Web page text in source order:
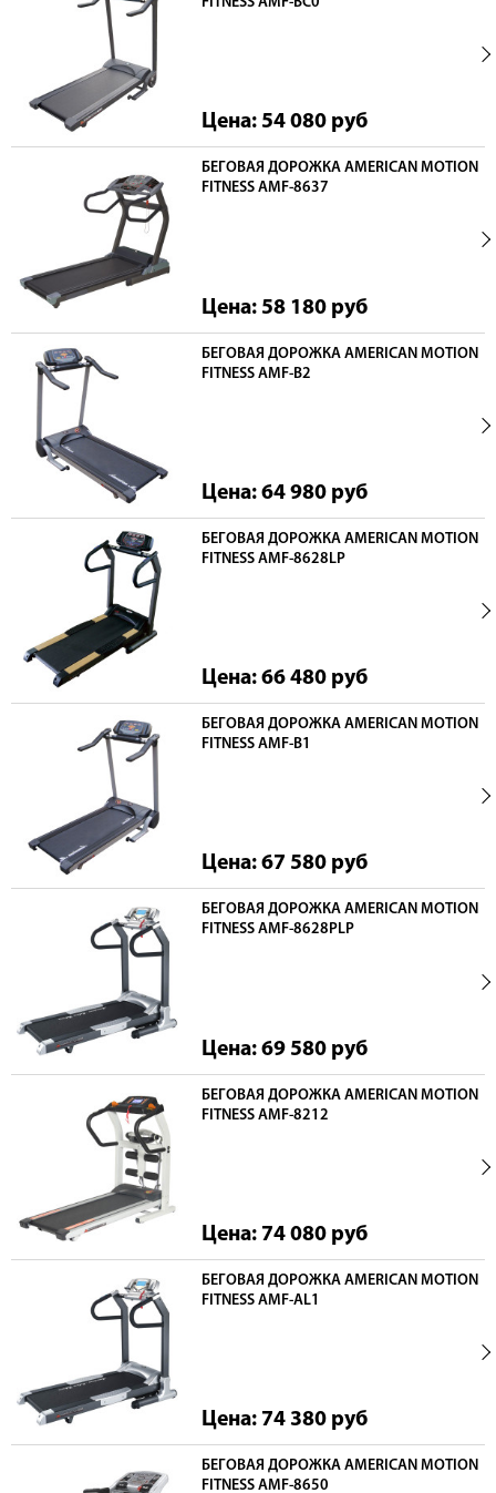
Цена: 54 080 руб
БЕГОВАЯ ДОРОЖКА AMERICAN MOTION
FITNESS AMF-8637
Цена: 58 180 руб
БЕГОВАЯ ДОРОЖКА AMERICAN MOTION
FITNESS AMF-B2
Цена: 64 980 руб
БЕГОВАЯ ДОРОЖКА AMERICAN MOTION
FITNESS AMF-8628LP
Цена: 66 480 руб
БЕГОВАЯ ДОРОЖКА AMERICAN MOTION
FITNESS AMF-B1
Цена: 67 580 руб
БЕГОВАЯ ДОРОЖКА AMERICAN MOTION
FITNESS AMF-8628PLP
Цена: 69 580 руб
БЕГОВАЯ ДОРОЖКА AMERICAN MOTION
FITNESS AMF-8212
Цена: 74 080 руб
БЕГОВАЯ ДОРОЖКА AMERICAN MOTION
FITNESS AMF-AL1
Цена: 74 380 руб
БЕГОВАЯ ДОРОЖКА AMERICAN MOTION
FITNESS AMF-8650